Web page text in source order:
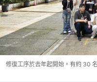
修復工序於去年起開始，有約 30